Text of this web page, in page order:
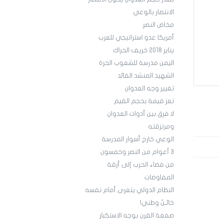
الانتصار بالوعي
مخاض النصر
أمريكا عدو استراتيجي للعرب
يناير 2018 خريف الحراك
اليمن مدرسة للشعوب الحرة
الشهيد المنشد القائد
تغيير وجه العدوان
تعز قيمة بحجم القيم
لا فرق بين أدوات العدوان
ومرتزقته
الوعي خارج أسوار المدرسة
3 أعوام من النصر وخمسون
من فضاء الحرب إلى أزقة
المفاوضات
النظام الدولي يتعرى أمام نفسه
خائـنٌ وطني!
صفعة القرن بوجه الاستكبار